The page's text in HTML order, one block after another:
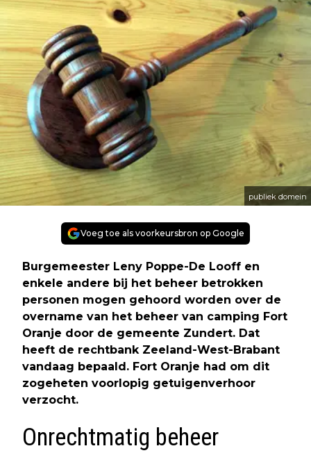
publiek domein
Voeg toe als voorkeursbron op Google
Burgemeester Leny Poppe-De Looff en
enkele andere bij het beheer betrokken
personen mogen gehoord worden over de
overname van het beheer van camping Fort
Oranje door de gemeente Zundert. Dat
heeft de rechtbank Zeeland-West-Brabant
vandaag bepaald. Fort Oranje had om dit
zogeheten voorlopig getuigenverhoor
verzocht.
Onrechtmatig beheer